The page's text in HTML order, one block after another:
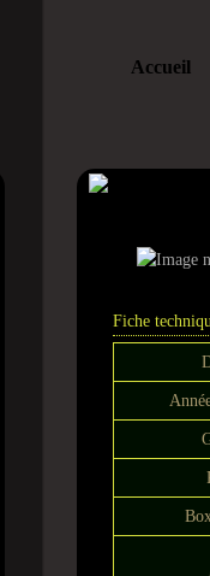
Accueil
Fiche